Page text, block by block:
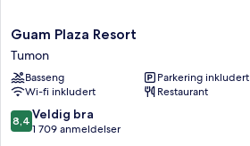
Guam
Plaza
Resort
Tumon
Guam Plaza Resort
Tumon
Basseng
Parkering inkludert
Wi-fi inkludert
Restaurant
8.4
av
8,4 Veldig bra
1 709 anmeldelser